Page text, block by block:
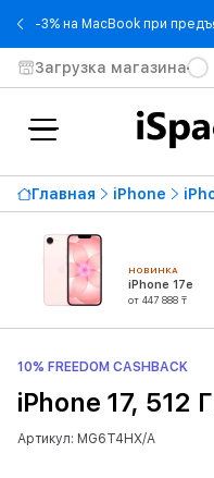
-3% на MacBook при
Загрузка магазина
Главная iPhone
НОВИНКА
iPhone 17e
от 447 888 ₸
10% FREEDOM CASHBACK
iPhone 17, 512
Артикул: MG6T4HX/A